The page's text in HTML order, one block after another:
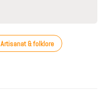
Artisanat & folklore